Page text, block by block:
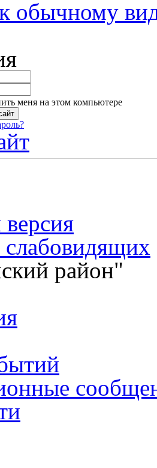
обычному
меня на этом компьютере
слабовидящих
район"